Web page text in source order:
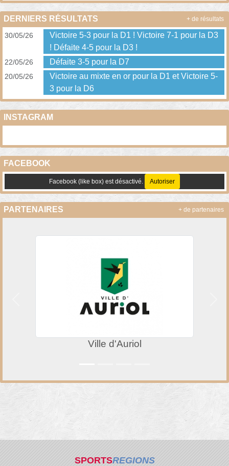
DERNIERS RÉSULTATS
30/05/26
Victoire 5-3 pour la D1 ! Victoire 7-1 pour la D3
! Défaite 4-5 pour la D3 !
22/05/26 Défaite 3-5 pour la D7
20/05/26
Victoire au mixte en or pour la D1 et Victoire 5-
3 pour la D6
+ de résultats
INSTAGRAM
FACEBOOK
Facebook (like box) est désactivé. Autoriser
PARTENAIRES
Ville d'Auriol
+ de partenaires
SPORTSREGIONS